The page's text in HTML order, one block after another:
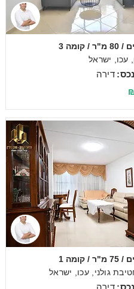
עכו, ישראל
דירה
גולני, עכו, ישראל
דירה